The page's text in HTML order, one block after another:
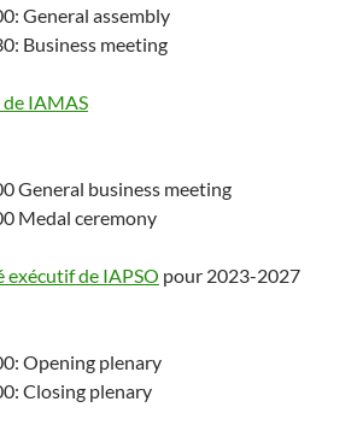
General assembly
Business meeting
IAMAS
General business meeting
Medal ceremony
exécutif de IAPSO pour 2023-2027
Opening plenary
Closing plenary